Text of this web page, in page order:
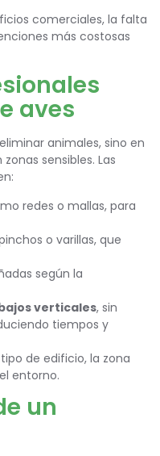
comerciales, la falta
más costosas
aves
animales, sino en
sensibles. Las
redes o mallas, para
o varillas, que
según la
verticales, sin
tiempos y
de edificio, la zona
entorno.
un